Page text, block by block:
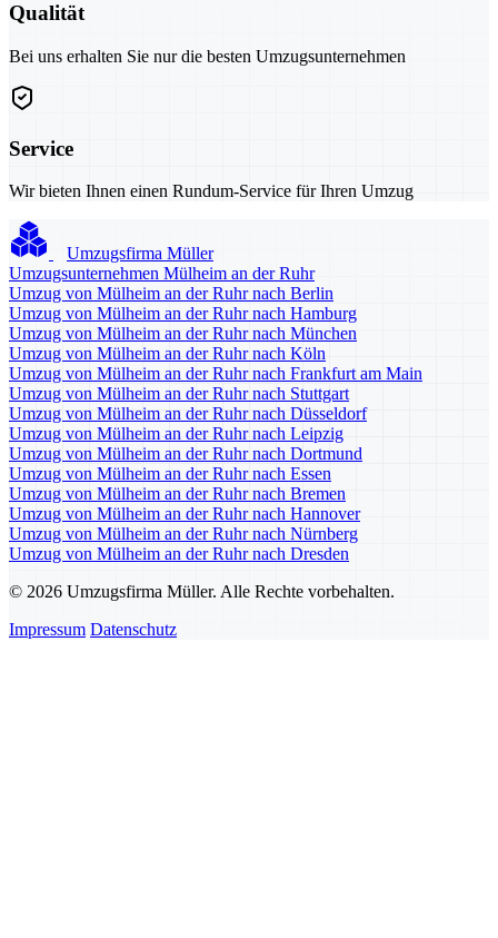
Qualität
Bei uns erhalten Sie nur die besten Umzugsunternehmen
Service
Wir bieten Ihnen einen Rundum-Service für Ihren Umzug
Umzugsfirma Müller
Umzugsunternehmen Mülheim an der Ruhr
Umzug von Mülheim an der Ruhr nach Berlin
Umzug von Mülheim an der Ruhr nach Hamburg
Umzug von Mülheim an der Ruhr nach München
Umzug von Mülheim an der Ruhr nach Köln
Umzug von Mülheim an der Ruhr nach Frankfurt am Main
Umzug von Mülheim an der Ruhr nach Stuttgart
Umzug von Mülheim an der Ruhr nach Düsseldorf
Umzug von Mülheim an der Ruhr nach Leipzig
Umzug von Mülheim an der Ruhr nach Dortmund
Umzug von Mülheim an der Ruhr nach Essen
Umzug von Mülheim an der Ruhr nach Bremen
Umzug von Mülheim an der Ruhr nach Hannover
Umzug von Mülheim an der Ruhr nach Nürnberg
Umzug von Mülheim an der Ruhr nach Dresden
© 2026 Umzugsfirma Müller. Alle Rechte vorbehalten.
Impressum Datenschutz